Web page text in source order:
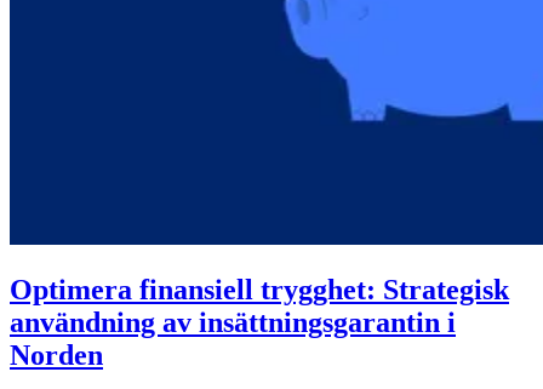
Optimera finansiell trygghet: Strategisk
användning av insättningsgarantin i
Norden